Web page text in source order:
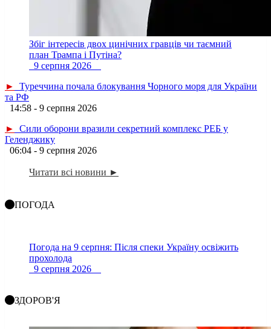
Збіг інтересів двох цинічних гравців чи таємний
план Трампа і Путіна?
9 серпня 2026
►
Туреччина почала блокування Чорного моря для України
та РФ
14:58 - 9 серпня 2026
►
Сили оборони вразили секретний комплекс РЕБ у
Геленджику
06:04 - 9 серпня 2026
Читати всі новини ►
ПОГОДА
Погода на 9 серпня: Після спеки Україну освіжить
прохолода
9 серпня 2026
ЗДОРОВ'Я